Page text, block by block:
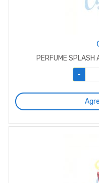
PERFUME SPLASH
-